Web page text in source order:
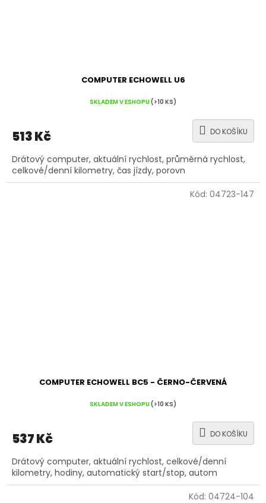
COMPUTER ECHOWELL U6
SKLADEM V ESHOPU(>10 KS)
513 Kč DO KOŠÍKU
Drátový computer, aktuální rychlost, průměrná rychlost,
celkové/denní kilometry, čas jízdy, porovn
COMPUTER ECHOWELL BC5 - ČERNO-ČERVENÁ
SKLADEM V ESHOPU(>10 KS)
537 Kč DO KOŠÍKU
Drátový computer, aktuální rychlost, celkové/denní
kilometry, hodiny, automatický start/stop, autom
Kód: 04723-147
Kód: 04724-104